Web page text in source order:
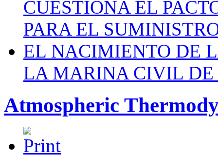
CUESTIONA EL
PARA EL
EL NACIMIENTO DE
LA MARINA CIVIL DE
Atmospheric